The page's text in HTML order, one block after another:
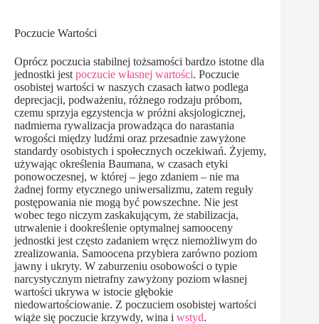
Poczucie Wartości
Oprócz poczucia stabilnej tożsamości bardzo istotne dla
jednostki jest poczucie własnej wartości. Poczucie
osobistej wartości w naszych czasach łatwo podlega
deprecjacji, podważeniu, różnego rodzaju próbom,
czemu sprzyja egzystencja w próżni aksjologicznej,
nadmierna rywalizacja prowadząca do narastania
wrogości między ludźmi oraz przesadnie zawyżone
standardy osobistych i społecznych oczekiwań. Żyjemy,
używając określenia Baumana, w czasach etyki
ponowoczesnej, w której – jego zdaniem – nie ma
żadnej formy etycznego uniwersalizmu, zatem reguły
postępowania nie mogą być powszechne. Nie jest
wobec tego niczym zaskakującym, że stabilizacja,
utrwalenie i dookreślenie optymalnej samooceny
jednostki jest często zadaniem wręcz niemożliwym do
zrealizowania. Samoocena przybiera zarówno poziom
jawny i ukryty. W zaburzeniu osobowości o typie
narcystycznym nietrafny zawyżony poziom własnej
wartości ukrywa w istocie głębokie
niedowartościowanie. Z poczuciem osobistej wartości
wiąże się poczucie krzywdy, wina i wstyd.